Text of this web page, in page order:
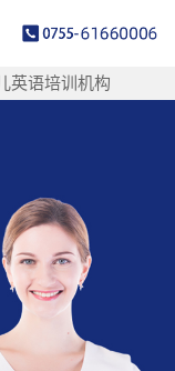
英语培训机构